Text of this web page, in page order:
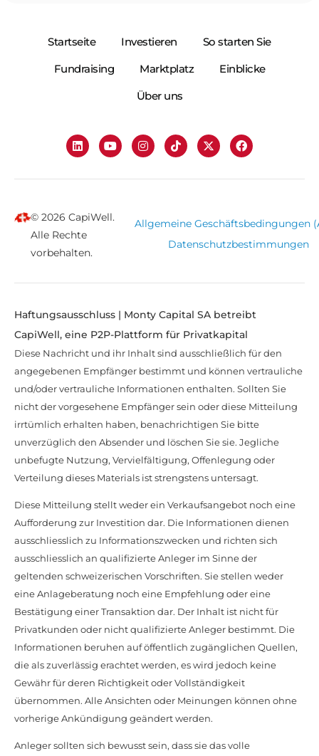
Startseite Investieren
So starten Sie
Fundraising
Marktplatz
Einblicke
Über uns
© 2026 CapiWell.
Alle Rechte
vorbehalten.
Allgemeine Geschäftsbedingungen
Datenschutzbestimmungen
Haftungsausschluss | Monty Capital SA betreibt
CapiWell, eine P2P-Plattform für Privatkapital
Diese Nachricht und ihr Inhalt sind ausschließlich für den
angegebenen Empfänger bestimmt und können vertrauliche
und/oder vertrauliche Informationen enthalten. Sollten Sie
nicht der vorgesehene Empfänger sein oder diese Mitteilung
irrtümlich erhalten haben, benachrichtigen Sie bitte
unverzüglich den Absender und löschen Sie sie. Jegliche
unbefugte Nutzung, Vervielfältigung, Offenlegung oder
Verteilung dieses Materials ist strengstens untersagt.
Diese Mitteilung stellt weder ein Verkaufsangebot noch eine
Aufforderung zur Investition dar. Die Informationen dienen
ausschliesslich zu Informationszwecken und richten sich
ausschliesslich an qualifizierte Anleger im Sinne der
geltenden schweizerischen Vorschriften. Sie stellen weder
eine Anlageberatung noch eine Empfehlung oder eine
Bestätigung einer Transaktion dar. Der Inhalt ist nicht für
Privatkunden oder nicht qualifizierte Anleger bestimmt. Die
Informationen beruhen auf öffentlich zugänglichen Quellen,
die als zuverlässig erachtet werden, es wird jedoch keine
Gewähr für deren Richtigkeit oder Vollständigkeit
übernommen. Alle Ansichten oder Meinungen können ohne
vorherige Ankündigung geändert werden.
Anleger sollten sich bewusst sein, dass sie das volle